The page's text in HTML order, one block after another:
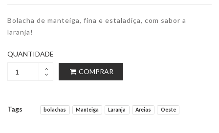
Bolacha de manteiga, fina e estaladiça, com sabor a
laranja!
QUANTIDADE
COMPRAR
Tags bolachas Manteiga Laranja Areias Oeste